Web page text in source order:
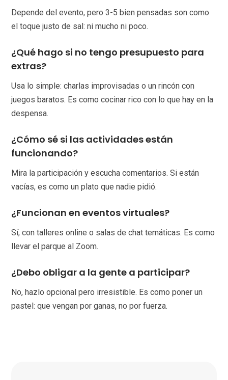
Depende del evento, pero 3-5 bien pensadas son como
el toque justo de sal: ni mucho ni poco.
¿Qué hago si no tengo presupuesto para
extras?
Usa lo simple: charlas improvisadas o un rincón con
juegos baratos. Es como cocinar rico con lo que hay en la
despensa.
¿Cómo sé si las actividades están
funcionando?
Mira la participación y escucha comentarios. Si están
vacías, es como un plato que nadie pidió.
¿Funcionan en eventos virtuales?
Sí, con talleres online o salas de chat temáticas. Es como
llevar el parque al Zoom.
¿Debo obligar a la gente a participar?
No, hazlo opcional pero irresistible. Es como poner un
pastel: que vengan por ganas, no por fuerza.